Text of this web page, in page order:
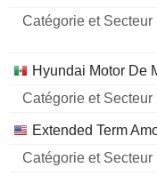
Hyundai Motor De
Extended Term